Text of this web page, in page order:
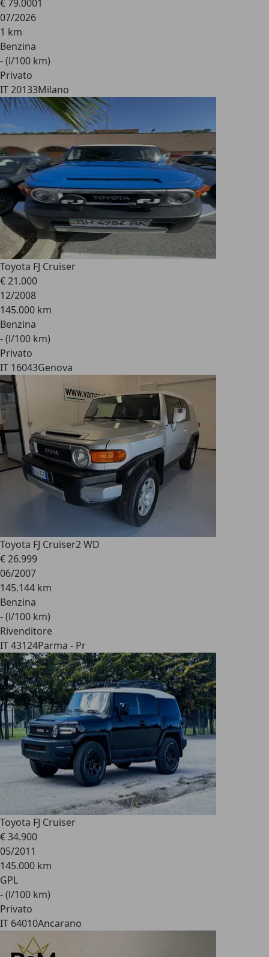
€ 79.0001
07/2026
1 km
Benzina
- (l/100 km)
Privato
IT 20133Milano
Toyota FJ Cruiser
€ 21.000
12/2008
145.000 km
Benzina
- (l/100 km)
Privato
IT 16043Genova
Toyota FJ Cruiser2 WD
€ 26.999
06/2007
145.144 km
Benzina
- (l/100 km)
Rivenditore
IT 43124Parma - Pr
Toyota FJ Cruiser
€ 34.900
05/2011
145.000 km
GPL
- (l/100 km)
Privato
IT 64010Ancarano